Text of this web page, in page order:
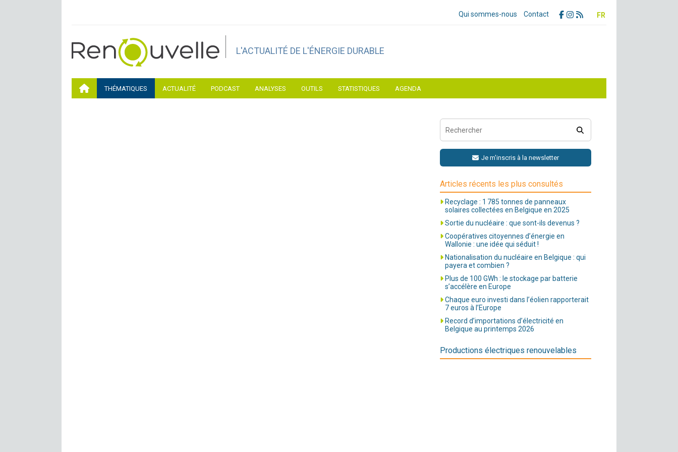
Qui sommes-nous Contact FR
L'ACTUALITÉ DE L'ÉNERGIE DURABLE
THÉMATIQUES ACTUALITÉ PODCAST ANALYSES OUTILS STATISTIQUES AGENDA
Je m'inscris à la newsletter
Articles récents les plus consultés
Recyclage : 1 785 tonnes de panneaux
solaires collectées en Belgique en 2025
Sortie du nucléaire : que sont-ils devenus ?
Coopératives citoyennes d’énergie en
Wallonie : une idée qui séduit !
Nationalisation du nucléaire en Belgique : qui
payera et combien ?
Plus de 100 GWh : le stockage par batterie
s’accélère en Europe
Chaque euro investi dans l’éolien rapporterait
7 euros à l’Europe
Record d’importations d’électricité en
Belgique au printemps 2026
Productions électriques renouvelables